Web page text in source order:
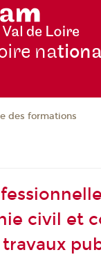
na
des formations
civil et